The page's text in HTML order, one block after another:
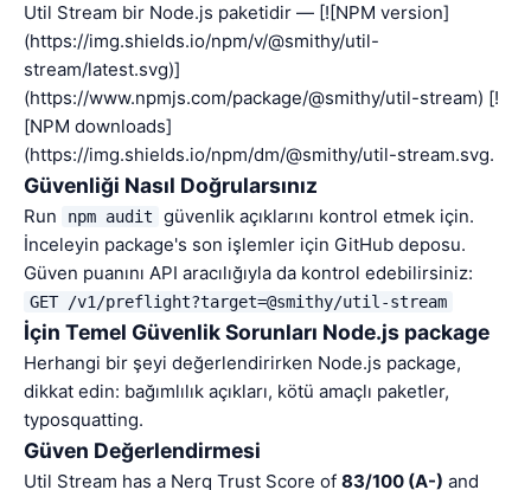
Util Stream bir Node.js paketidir — [![NPM version]
(https://img.shields.io/npm/v/@smithy/util-
stream/latest.svg)]
(https://www.npmjs.com/package/@smithy/util-stream) [!
[NPM downloads]
(https://img.shields.io/npm/dm/@smithy/util-stream.svg.
Güvenliği Nasıl Doğrularsınız
Run npm audit
güvenlik açıklarını kontrol etmek için.
İnceleyin package's son işlemler için GitHub deposu.
Güven puanını API aracılığıyla da kontrol edebilirsiniz:
GET /v1/preflight?target=@smithy/util-stream
İçin Temel Güvenlik Sorunları Node.js package
Herhangi bir şeyi değerlendirirken Node.js package,
dikkat edin: bağımlılık açıkları, kötü amaçlı paketler,
typosquatting.
Güven Değerlendirmesi
Util Stream has a Nerq Trust Score of 83/100 (A-) and